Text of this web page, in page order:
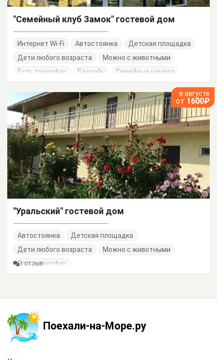
"Семейный клуб Замок" гостевой дом
Интернет Wi-Fi Автостоянка
Детская площадка
Дети любого возраста
Можно с животными
Есть трансфер
Бассейн Семейные номера
в августе
от 1600₽
"Уральский" гостевой дом
Автостоянка
Детская площадка
Дети любого возраста
Можно с животными
Есть трансфер
1 ОТЗЫВ
Поехали-на-Море.ру